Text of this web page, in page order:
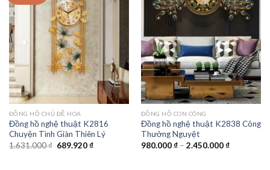
ĐỒNG HỒ CHỦ ĐỀ HOA
Đồng hồ nghệ thuật K2816
Chuyện Tình Giàn Thiên Lý
1.631.000₫ Giá
689.920₫Giá
Add to
wishlist
ĐỒNG HỒ CON CÔNG
Đồng hồ nghệ thuật K2838 Công
Thưởng Nguyệt
980.000₫ – 2.450.000₫Khoảng